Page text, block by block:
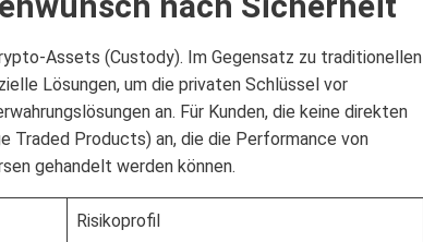
Assets (Custody). Im Gegensatz zu traditionellen
Lösungen, um die privaten Schlüssel vor
an. Für Kunden, die keine direkten
Traded Products) an, die die Performance von
gehandelt werden können.
Risikoprofil